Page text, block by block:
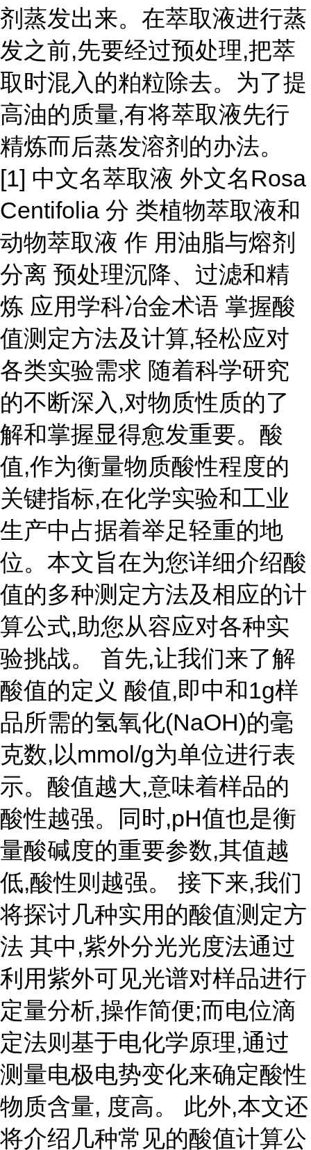
剂蒸发出来。在萃取液进行蒸
发之前,先要经过预处理,把萃
取时混入的粕粒除去。为了提
高油的质量,有将萃取液先行
精炼而后蒸发溶剂的办法。
[1] 中文名萃取液 外文名Rosa
Centifolia 分 类植物萃取液和
动物萃取液 作 用油脂与熔剂
分离 预处理沉降、过滤和精
炼 应用学科冶金术语 掌握酸
值测定方法及计算,轻松应对
各类实验需求 随着科学研究
的不断深入,对物质性质的了
解和掌握显得愈发重要。酸
值,作为衡量物质酸性程度的
关键指标,在化学实验和工业
生产中占据着举足轻重的地
位。本文旨在为您详细介绍酸
值的多种测定方法及相应的计
算公式,助您从容应对各种实
验挑战。 首先,让我们来了解
酸值的定义 酸值,即中和1g样
品所需的氢氧化(NaOH)的毫
克数,以mmol/g为单位进行表
示。酸值越大,意味着样品的
酸性越强。同时,pH值也是衡
量酸碱度的重要参数,其值越
低,酸性则越强。 接下来,我们
将探讨几种实用的酸值测定方
法 其中,紫外分光光度法通过
利用紫外可见光谱对样品进行
定量分析,操作简便;而电位滴
定法则基于电化学原理,通过
测量电极电势变化来确定酸性
物质含量, 度高。 此外,本文还
将介绍几种常见的酸值计算公